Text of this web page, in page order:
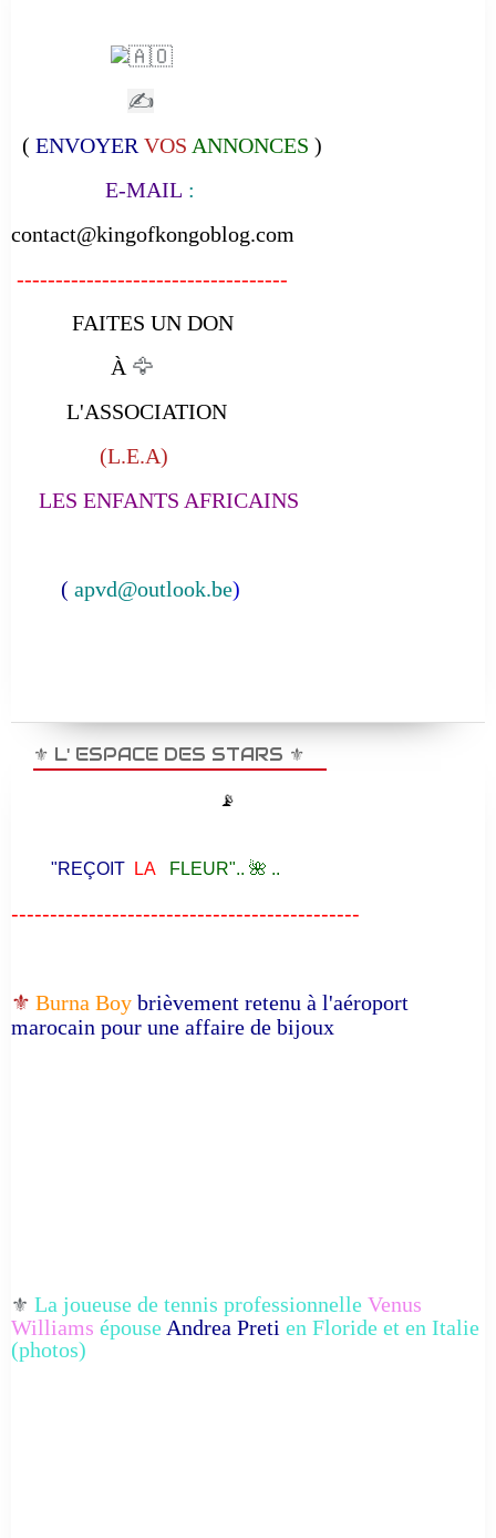
✍
( ENVOYER VOS ANNONCES )
E-MAIL :
contact@kingofkongoblog.com
-----------------------------------
FAITES UN DON
À 🦅
L'ASSOCIATION
(L.E.A)
LES ENFANTS AFRICAINS
( apvd@outlook.be)
⚜️ L' ESPACE DES STARS ⚜️
📡
"REÇOIT LA FLEUR".. 🌺 ..
---------------------------------------------
⚜️ Burna Boy brièvement retenu à l'aéroport
marocain pour une affaire de bijoux
⚜️ La joueuse de tennis professionnelle Venus
Williams épouse Andrea Preti en Floride et en Italie
(photos)